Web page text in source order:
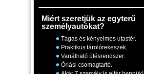
Miért szeretjük az egyterű
személyautókat?
Tágas és kényelmes utastér.
Praktikus tárolórekeszek.
Variálható ülésrendszer.
Óriási csomagtartó.